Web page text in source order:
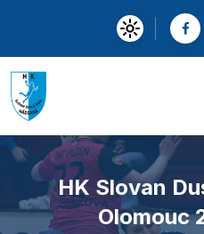
HK Slovan
Olomouc